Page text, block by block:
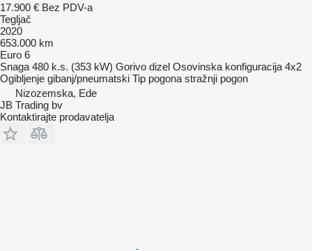
17.900 € Bez PDV-a
Tegljač
2020
653.000 km
Euro 6
Snaga 480 k.s. (353 kW) Gorivo dizel Osovinska konfiguracija 4x2
Ogibljenje gibanj/pneumatski Tip pogona stražnji pogon
Nizozemska, Ede
JB Trading bv
Kontaktirajte prodavatelja